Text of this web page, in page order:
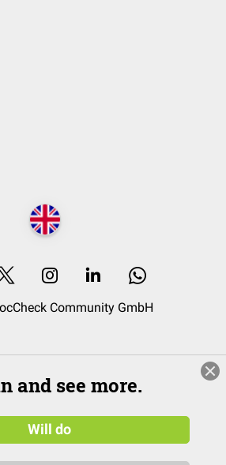
Community GmbH
and see more.
Will do